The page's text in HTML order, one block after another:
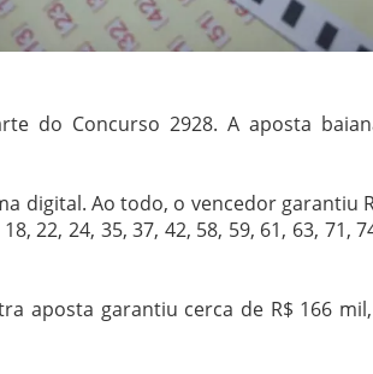
do Concurso 2928. A aposta
digital. Ao todo, o vencedor garantiu
22, 24, 35, 37, 42, 58, 59, 61, 63, 71,
aposta garantiu cerca de R$ 166